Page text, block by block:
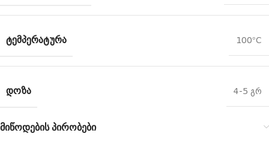
ᲢᲔᲛᲞᲔᲠᲐᲢᲣᲠᲐ 100°C
ᲓᲝᲖᲐ 4-5 გრ
მიწოდების პირობები